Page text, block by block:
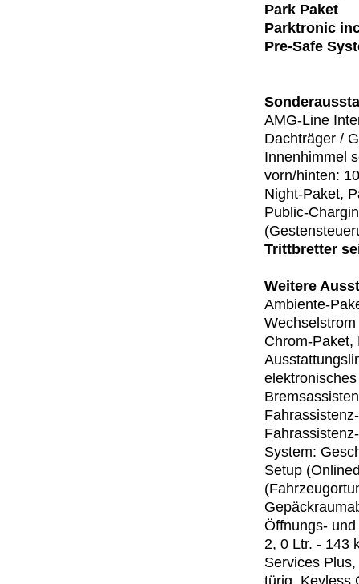
Park Paket
Parktronic
Pre-Safe
AMG-Line
Dachträger /
Innenhimmel
vorn/hinten:
Night-Paket,
Public-
Trittbretter
Weitere
Ambiente-
Chrom-Paket,
System:
Setup
Öffnungs-
2, 0 Ltr. - 143
Services
türig, Keyless